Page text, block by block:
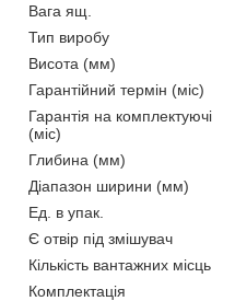
Вага ящ.
Тип виробу
Висота (мм)
Гарантійний термін (міс)
Гарантія на комплектуючі
(міс)
Глибина (мм)
Діапазон ширини (мм)
Ед. в упак.
Є отвір під змішувач
Кількість вантажних місць
Комплектація